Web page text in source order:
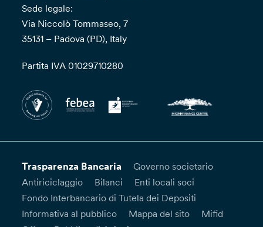
Sede legale:
Via Niccolò Tommaseo, 7
35131 – Padova (PD), Italy
Partita IVA 01029710280
Trasparenza Bancaria
Governo societario
Antiriciclaggio
Bilanci
Enti locali soci
Fondo Interbancario di Tutela dei Depositi
Informativa al pubblico
Mappa del sito
Mifid